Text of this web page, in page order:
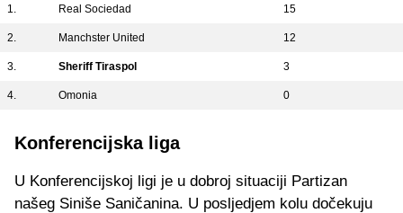
1. Real Sociedad 15
2. Manchster United 12
3. Sheriff Tiraspol 3
4. Omonia 0
Konferencijska liga
U Konferencijskoj ligi je u dobroj situaciji Partizan
našeg Siniše Saničanina. U posljedjem kolu dočekuju